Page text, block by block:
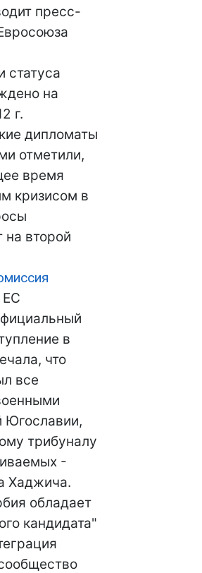
пресс-
статуса
на
г.
дипломаты
отметили,
время
кризисом в
на второй
ЕС
в
что
все
Югославии,
трибуналу
-
Хаджича.
обладает
кандидата"